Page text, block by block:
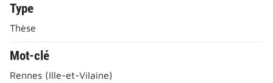
Type
Thèse
Mot-clé
Rennes (Ille-et-Vilaine)